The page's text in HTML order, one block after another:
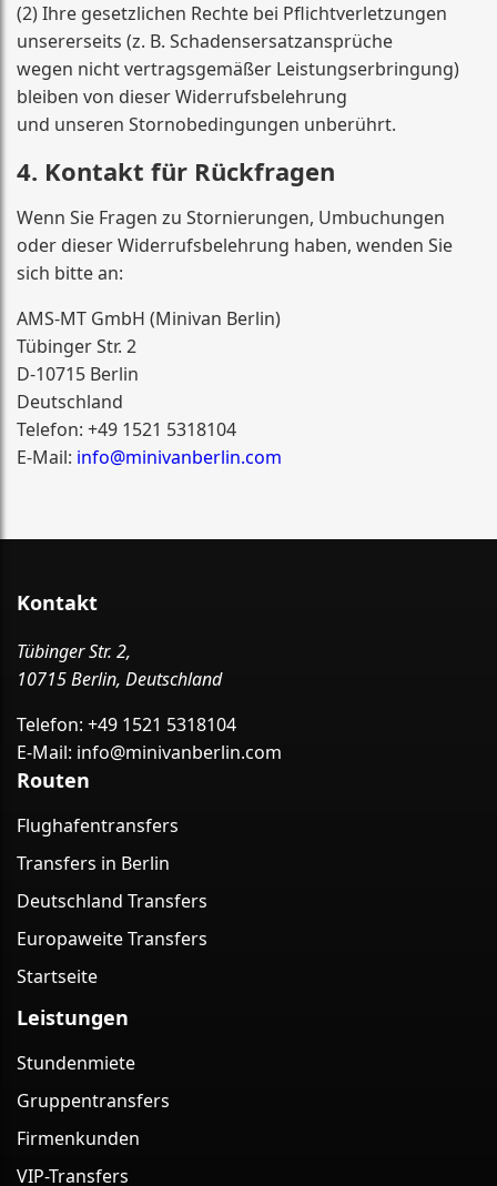
(2) Ihre gesetzlichen Rechte bei Pflichtverletzungen
unsererseits (z. B. Schadensersatzansprüche
wegen nicht vertragsgemäßer Leistungserbringung)
bleiben von dieser Widerrufsbelehrung
und unseren Stornobedingungen unberührt.
4. Kontakt für Rückfragen
Wenn Sie Fragen zu Stornierungen, Umbuchungen
oder dieser Widerrufsbelehrung haben, wenden Sie
sich bitte an:
AMS-MT GmbH (Minivan Berlin)
Tübinger Str. 2
D-10715 Berlin
Deutschland
Telefon: +49 1521 5318104
E-Mail: info@minivanberlin.com
Kontakt
Tübinger Str. 2,
10715 Berlin, Deutschland
Telefon: +49 1521 5318104
E-Mail: info@minivanberlin.com
Routen
Flughafentransfers
Transfers in Berlin
Deutschland Transfers
Europaweite Transfers
Startseite
Leistungen
Stundenmiete
Gruppentransfers
Firmenkunden
VIP-Transfers